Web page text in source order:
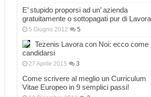
E’ stupido proporsi ad un’ azienda
gratuitamente o sottopagati pur di
5 Giugno 2012 5
Tezenis Lavora con Noi: ecco come
candidarsi
27 Aprile 2015 3
Come scrivere al meglio un Curriculum
Vitae Europeo in 9 semplici passi!